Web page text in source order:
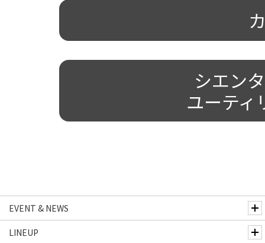
シエン
ユーティ
EVENT & NEWS
LINEUP